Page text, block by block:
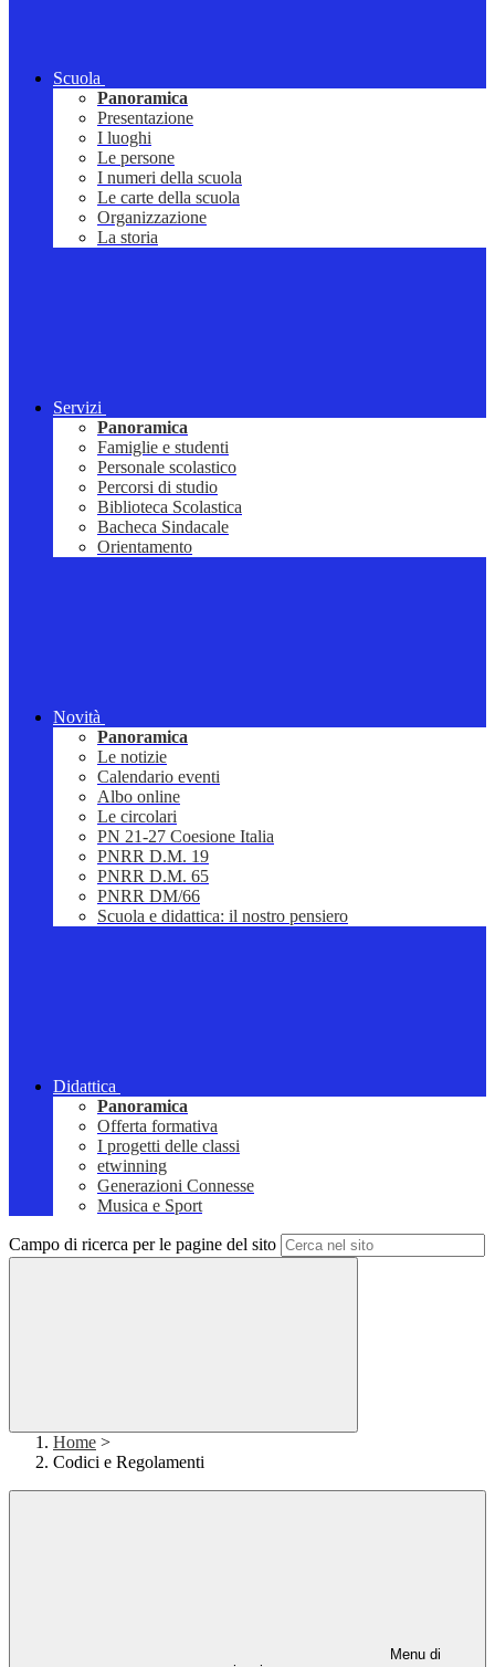
Scuola
Panoramica
Presentazione
I luoghi
Le persone
I numeri della scuola
Le carte della scuola
Organizzazione
La storia
Servizi
Panoramica
Famiglie e studenti
Personale scolastico
Percorsi di studio
Biblioteca Scolastica
Bacheca Sindacale
Orientamento
Novità
Panoramica
Le notizie
Calendario eventi
Albo online
Le circolari
PN 21-27 Coesione Italia
PNRR D.M. 19
PNRR D.M. 65
PNRR DM/66
Scuola e didattica: il nostro pensiero
Didattica
Panoramica
Offerta formativa
I progetti delle classi
etwinning
Generazioni Connesse
Musica e Sport
Campo di ricerca per le pagine del sito
Home >
Codici e Regolamenti
Menu di